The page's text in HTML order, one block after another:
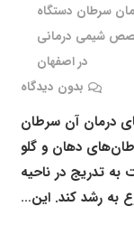
سرطان دستگاه
شیمی درمانی
در اصفهان
بدون دیدگاه
درمان آن سرطان
دهان و گلو
تدریج در ناحیه
به رشد کند. این…